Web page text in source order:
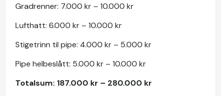
Gradrenner: 7.000 kr – 10.000 kr
Lufthatt: 6.000 kr – 10.000 kr
Stigetrinn til pipe: 4.000 kr – 5.000 kr
Pipe helbeslått: 5.000 kr – 10.000 kr
Totalsum: 187.000 kr – 280.000 kr